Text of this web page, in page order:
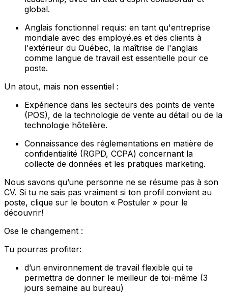
global.
Anglais fonctionnel requis: en tant qu'entreprise
mondiale avec des employé.es et des clients à
l'extérieur du Québec, la maîtrise de l'anglais
comme langue de travail est essentielle pour ce
poste.
Un atout, mais non essentiel :
Expérience dans les secteurs des points de vente
(POS), de la technologie de vente au détail ou de la
technologie hôtelière.
Connaissance des réglementations en matière de
confidentialité (RGPD, CCPA) concernant la
collecte de données et les pratiques marketing.
Nous savons qu’une personne ne se résume pas à son
CV. Si tu ne sais pas vraiment si ton profil convient au
poste, clique sur le bouton « Postuler » pour le
découvrir!
Ose le changement :
Tu pourras profiter:
d’un environnement de travail flexible qui te
permettra de donner le meilleur de toi-même (3
jours semaine au bureau)